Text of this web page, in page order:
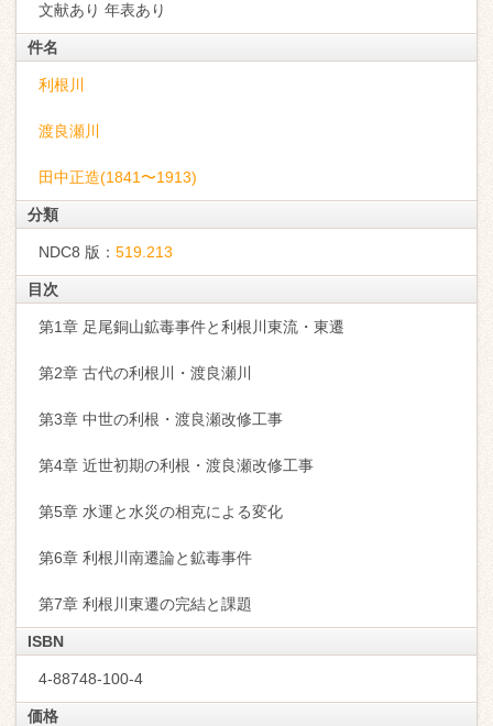
文献あり 年表あり
件名
利根川
渡良瀬川
田中正造(1841〜1913)
分類
NDC8 版： 519.213
目次
第1章 足尾銅山鉱毒事件と利根川東流・東遷
第2章 古代の利根川・渡良瀬川
第3章 中世の利根・渡良瀬改修工事
第4章 近世初期の利根・渡良瀬改修工事
第5章 水運と水災の相克による変化
第6章 利根川南遷論と鉱毒事件
第7章 利根川東遷の完結と課題
ISBN
4-88748-100-4
価格